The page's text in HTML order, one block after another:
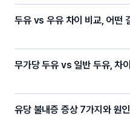
두유 vs 우유 차이 비교, 어떤
무가당 두유 vs 일반 두유, 차
유당 불내증 증상 7가지와 원인